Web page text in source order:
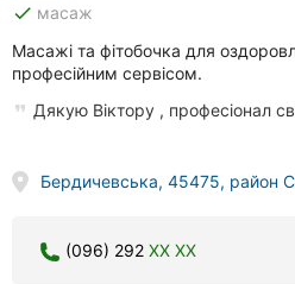
done масаж
Масажі та фітобочка для
професійним сервісом.
Дякую Віктору , професіонал
Бердичевська, 45475, район
(096) 292 XX XX